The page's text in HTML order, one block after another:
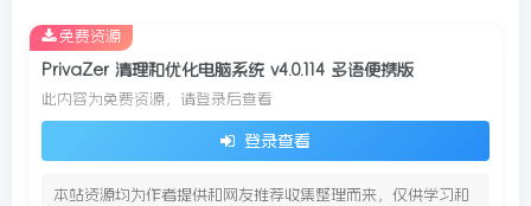
PrivaZer 清理和优化电脑系统 v4.0.114 多语便携版
此内容为免费资源，请登录后查看
登录查看
本站资源均为作者提供和网友推荐收集整理而来，仅供学习和
免费资源